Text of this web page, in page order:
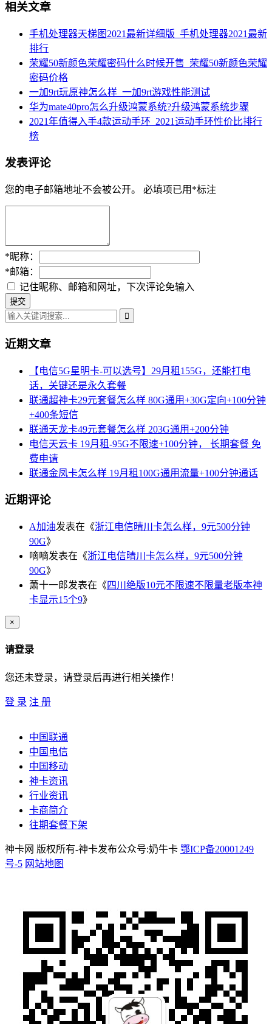
相关文章
手机处理器天梯图2021最新详细版_手机处理器2021最新
排行
荣耀50新颜色荣耀密码什么时候开售_荣耀50新颜色荣耀
密码价格
一加9rt玩原神怎么样_一加9rt游戏性能测试
华为mate40pro怎么升级鸿蒙系统?升级鸿蒙系统步骤
2021年值得入手4款运动手环_2021运动手环性价比排行
榜
发表评论
您的电子邮箱地址不会被公开。 必填项已用 *标注
*昵称：
*邮箱：
记住昵称、邮箱和网址，下次评论免输入
近期文章
【电信5G星明卡-可以选号】29月租155G，还能打电
话，关键还是永久套餐
联通超神卡29元套餐怎么样 80G通用+30G定向+100分钟
+400条短信
联通天龙卡49元套餐怎么样 203G通用+200分钟
电信天云卡 19月租-95G不限速+100分钟， 长期套餐 免
费申请
联通金凤卡怎么样 19月租100G通用流量+100分钟通话
近期评论
A加油发表在《浙江电信晴川卡怎么样，9元500分钟
90G》
嘀嘀发表在《浙江电信晴川卡怎么样，9元500分钟
90G》
萧十一郎发表在《四川绝版10元不限速不限量老版本神
卡显示15个9》
×
请登录
您还未登录，请登录后再进行相关操作！
登 录 注 册
中国联通
中国电信
中国移动
神卡资讯
行业资讯
卡商简介
往期套餐下架
神卡网 版权所有-神卡发布公众号:奶牛卡 鄂ICP备20001249
号-5 网站地图